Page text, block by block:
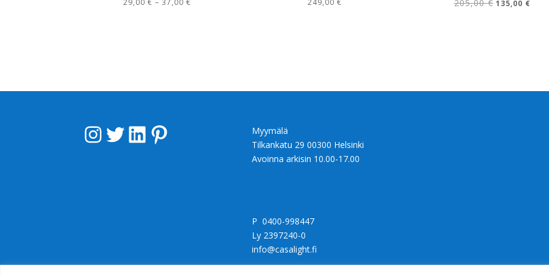
205,00€
hinta
135,00 €
InstagramTwitter LinkedIn Pinterest
Myymälä
Tilkankatu 29 00300 Helsinki
Avoinna arkisin 10.00-17.00
P 0400-998447
Ly 2397240-0
info@casalight.fi